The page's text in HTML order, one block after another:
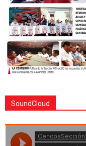
SoundCloud